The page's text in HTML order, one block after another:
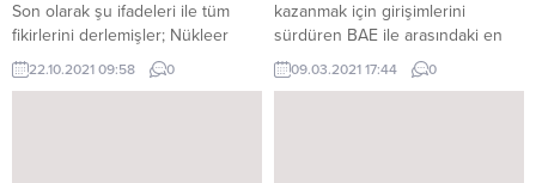
Son olarak şu ifadeleri ile tüm
fikirlerini derlemişler; Nükleer
enerji, iklim değişikliğine karşı
mücadelede “en iyi silahımız”.
22.10.2021 09:58 0
kazanmak için girişimlerini
sürdüren BAE ile arasındaki en
önemli sorun olan Sahra krizinde
Tebbun ‘beyaz sayfa' açmayı
09.03.2021 17:44 0